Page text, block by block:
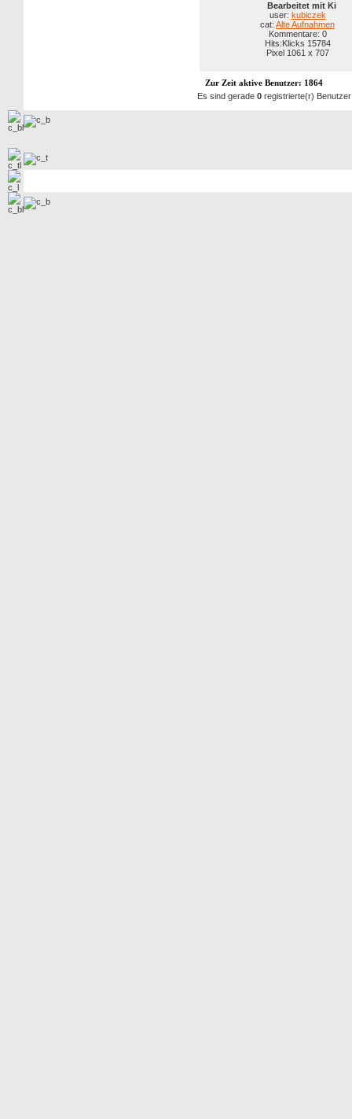
Bearbeitet mit Ki
user: kubiczek
cat: Alte Aufnahmen
Kommentare: 0
Hits:Klicks 15784
Pixel 1061 x 707
Zur Zeit aktive Benutzer: 1864
Es sind gerade 0 registrierte(r)